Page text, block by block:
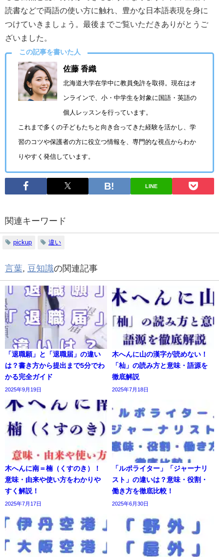
読書などで両語の使い方に触れ、豊かな日本語表現を身に
つけていきましょう。最後までご覧いただきありがとうご
ざいました。
この記事を書いた人
佐藤 香織
北海道大学在学中に教員免許を取得。現在はオ
ンラインで、小・中学生を対象に国語・英語の
個人レッスンを行っています。
これまで多くの子どもたちと向き合ってきた経験を活かし、学
習のコツや保護者の方に役立つ情報を、専門的な視点からわか
りやすく発信しています。
LINE
関連キーワード
pickup 違い
言葉, 豆知識の関連記事
「退職願」と「退職届」の違い
は？書き方から提出まで5分でわ
かる完全ガイド
2025年9月19日
木へんに山の漢字が読めない！
「杣」の読み方と意味・語源を
徹底解説
2025年7月18日
木へんに南＝楠（くすのき）！
意味・由来や使い方をわかりや
すく解説！
2025年7月17日
「ルポライター」「ジャーナリ
スト」の違いは？意味・役割・
働き方を徹底比較！
2025年6月30日